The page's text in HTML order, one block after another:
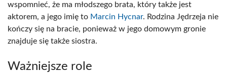
wspomnieć, że ma młodszego brata, który także jest
aktorem, a jego imię to Marcin Hycnar. Rodzina Jędrzeja nie
kończy się na bracie, ponieważ w jego domowym gronie
znajduje się także siostra.
Ważniejsze role